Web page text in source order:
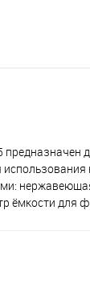
ёмкости для